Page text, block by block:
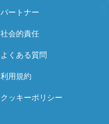
パートナー
社会的責任
よくある質問
利用規約
クッキーポリシー